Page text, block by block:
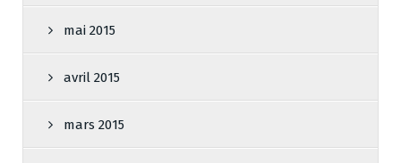
mai 2015
avril 2015
mars 2015